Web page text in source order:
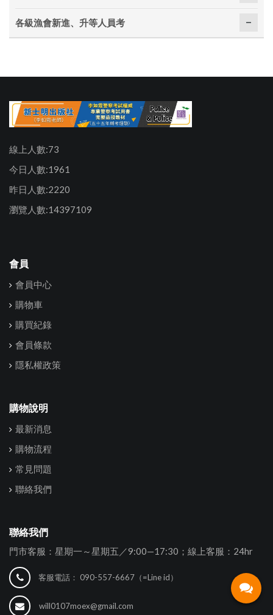
各級漁會新進、升等人員考
線上人數:73
今日人數:1961
昨日人數:2220
瀏覽人數:14397109
會員
會員中心
購物車
購買紀錄
會員條款
隱私權政策
購物說明
最新消息
購物流程
常見問題
聯絡我們
聯絡我們
門市客服：星期一～星期五／9:00—17:30；線上客服：24hr
客服電話： 090-557-6667（=Line id）
will0107moex@gmail.com